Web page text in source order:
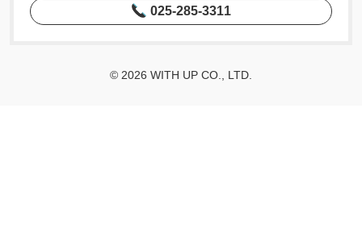
025-285-3311
© 2026 WITH UP CO., LTD.